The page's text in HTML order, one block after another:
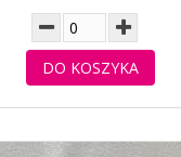
DO KOSZYKA